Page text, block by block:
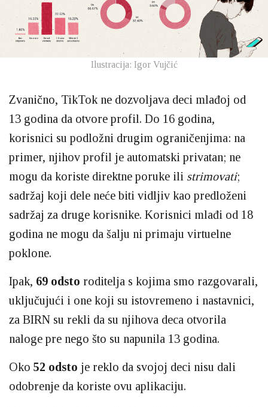
Ilustracija: Igor Vujčić
Zvanično, TikTok ne dozvoljava deci mlađoj od
13 godina da otvore profil. Do 16 godina,
korisnici su podložni drugim ograničenjima: na
primer, njihov profil je automatski privatan; ne
mogu da koriste direktne poruke ili strimovati;
sadržaj koji dele neće biti vidljiv kao predloženi
sadržaj za druge korisnike. Korisnici mlađi od 18
godina ne mogu da šalju ni primaju virtuelne
poklone.
Ipak, 69 odsto roditelja s kojima smo razgovarali,
uključujući i one koji su istovremeno i nastavnici,
za BIRN su rekli da su njihova deca otvorila
naloge pre nego što su napunila 13 godina.
Oko 52 odsto je reklo da svojoj deci nisu dali
odobrenje da koriste ovu aplikaciju.